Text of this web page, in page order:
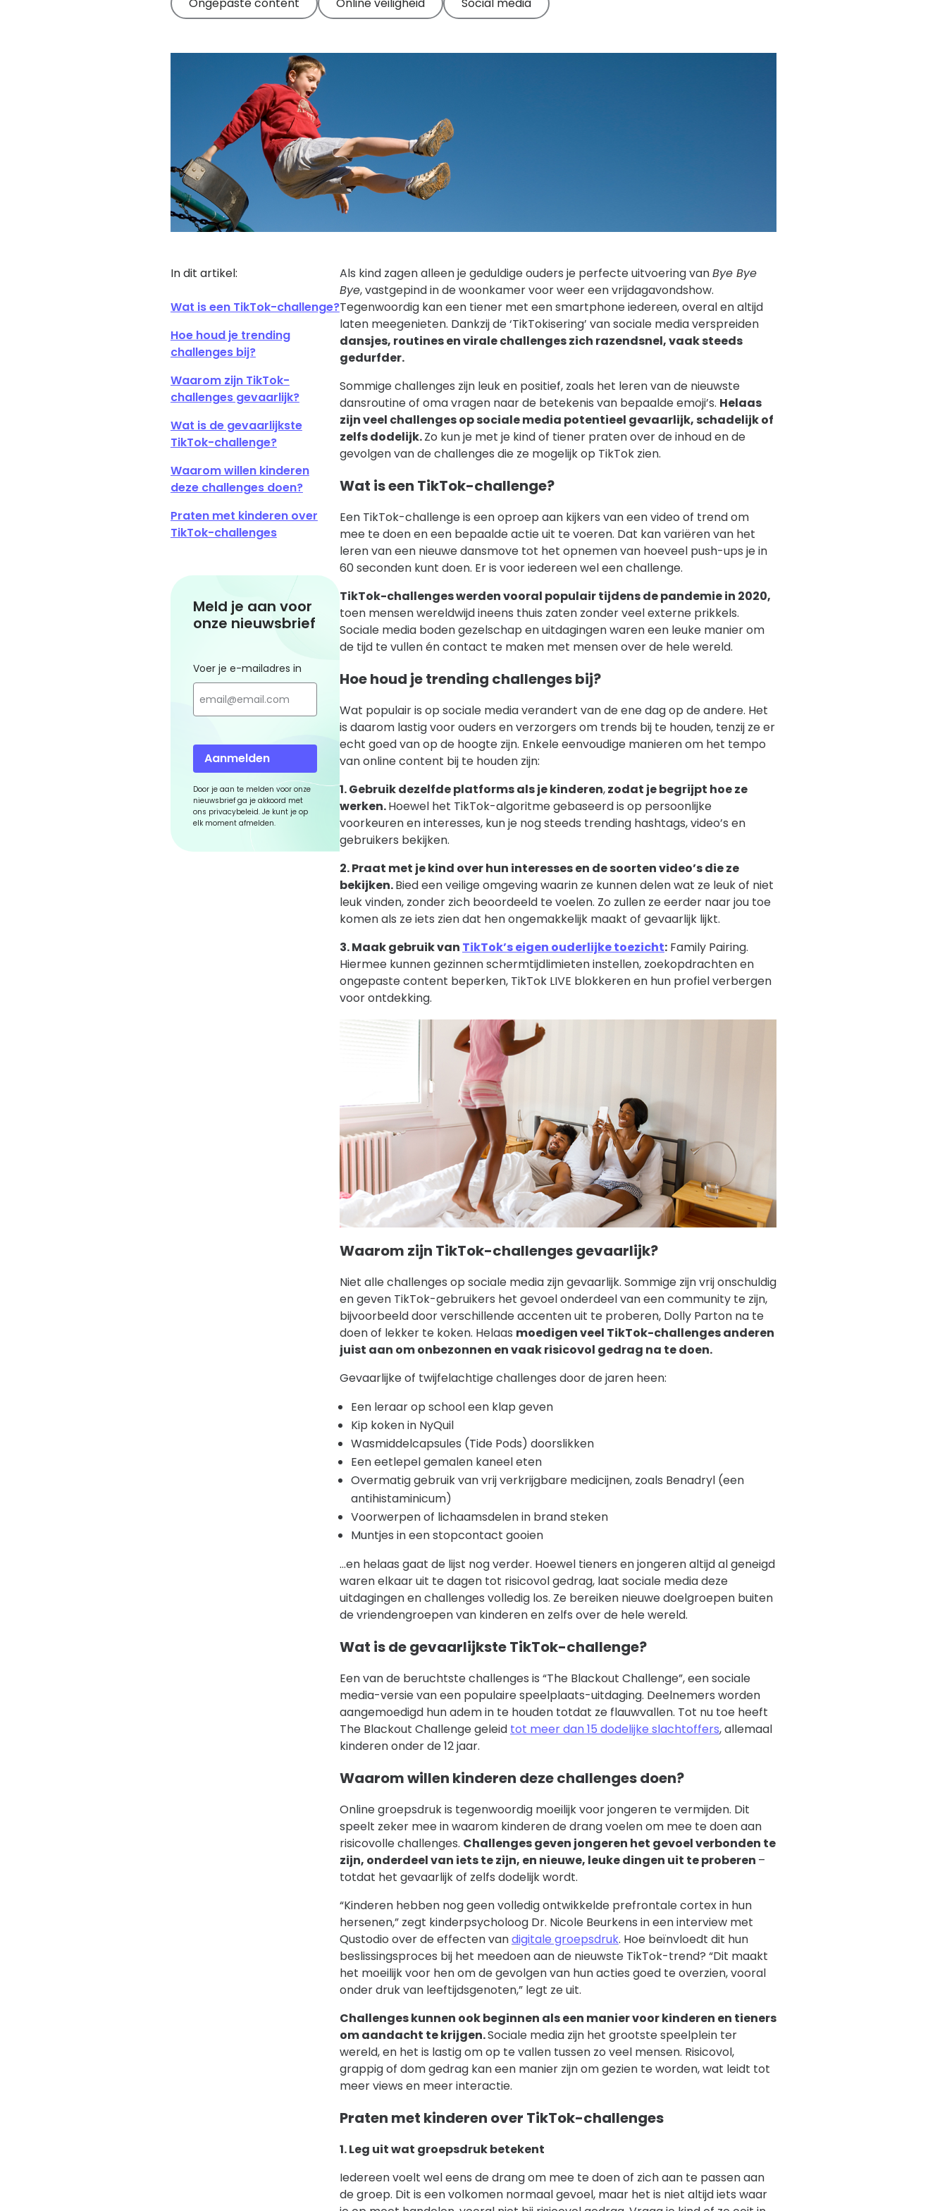
informatie
experts.
In dit artikel:
Wat is een TikTok-challenge?
Hoe houd je trending
challenges bij?
Waarom zijn TikTok-
challenges gevaarlijk?
Wat is de gevaarlijkste
TikTok-challenge?
Waarom willen kinderen
deze challenges doen?
Praten met kinderen over
TikTok-challenges
Meld je aan voor
onze nieuwsbrief
Voer je e-mailadres in
Aanmelden
Door je aan te melden voor onze
nieuwsbrief ga je akkoord met
ons privacybeleid. Je kunt je op
elk moment afmelden.
Als kind zagen alleen je geduldige ouders je perfecte uitvoering vanBye Bye
Bye, vastgepind in de woonkamer voor weer een vrijdagavondshow.
Tegenwoordig kan een tiener met een smartphone iedereen, overal en altijd
laten meegenieten. Dankzij de ‘TikTokisering’ van sociale media verspreiden
dansjes, routines en virale challenges zich razendsnel, vaak steeds
gedurfder.
Sommige challenges zijn leuk en positief, zoals het leren van de nieuwste
dansroutine of oma vragen naar de betekenis van bepaalde emoji’s. Helaas
zijn veel challenges op sociale media potentieel gevaarlijk, schadelijk of
zelfs dodelijk.Zo kun je met je kind of tiener praten over de inhoud en de
gevolgen van de challenges die ze mogelijk op TikTok zien.
Wat is een TikTok-challenge?
Een TikTok-challenge is een oproep aan kijkers van een video of trend om
mee te doen en een bepaalde actie uit te voeren. Dat kan variëren van het
leren van een nieuwe dansmove tot het opnemen van hoeveel push-ups je in
60 seconden kunt doen. Er is voor iedereen wel een challenge.
TikTok-challenges werden vooral populair tijdens de pandemie in 2020,
toen mensen wereldwijd ineens thuis zaten zonder veel externe prikkels.
Sociale media boden gezelschap en uitdagingen waren een leuke manier om
de tijd te vullen én contact te maken met mensen over de hele wereld.
Hoe houd je trending challenges bij?
Wat populair is op sociale media verandert van de ene dag op de andere. Het
is daarom lastig voor ouders en verzorgers om trends bij te houden, tenzij ze er
echt goed van op de hoogte zijn. Enkele eenvoudige manieren om het tempo
van online content bij te houden zijn:
1. Gebruik dezelfde platforms als je kinderen,zodat je begrijpt hoe ze
werken.Hoewel het TikTok-algoritme gebaseerd is op persoonlijke
voorkeuren en interesses, kun je nog steeds trending hashtags, video’s en
gebruikers bekijken.
2. Praat met je kind over hun interesses en de soorten video’s die ze
bekijken.Bied een veilige omgeving waarin ze kunnen delen wat ze leuk of niet
leuk vinden, zonder zich beoordeeld te voelen. Zo zullen ze eerder naar jou toe
komen als ze iets zien dat hen ongemakkelijk maakt of gevaarlijk lijkt.
3. Maak gebruik van TikTok’s eigen ouderlijke toezicht:Family Pairing.
Hiermee kunnen gezinnen schermtijdlimieten instellen, zoekopdrachten en
ongepaste content beperken, TikTok LIVE blokkeren en hun profiel verbergen
voor ontdekking.
Waarom zijn TikTok-challenges gevaarlijk?
Niet alle challenges op sociale media zijn gevaarlijk. Sommige zijn vrij onschuldig
en geven TikTok-gebruikers het gevoel onderdeel van een community te zijn,
bijvoorbeeld door verschillende accenten uit te proberen, Dolly Parton na te
doen of lekker te koken. Helaas moedigen veel TikTok-challenges anderen
juist aan om onbezonnen en vaak risicovol gedrag na te doen.
Gevaarlijke of twijfelachtige challenges door de jaren heen:
Een leraar op school een klap geven
Kip koken in NyQuil
Wasmiddelcapsules (Tide Pods) doorslikken
Een eetlepel gemalen kaneel eten
Overmatig gebruik van vrij verkrijgbare medicijnen, zoals Benadryl (een
antihistaminicum)
Voorwerpen of lichaamsdelen in brand steken
Muntjes in een stopcontact gooien
…en helaas gaat de lijst nog verder. Hoewel tieners en jongeren altijd al geneigd
waren elkaar uit te dagen tot risicovol gedrag, laat sociale media deze
uitdagingen en challenges volledig los. Ze bereiken nieuwe doelgroepen buiten
de vriendengroepen van kinderen en zelfs over de hele wereld.
Wat is de gevaarlijkste TikTok-challenge?
Een van de beruchtste challenges is “The Blackout Challenge”, een sociale
media-versie van een populaire speelplaats-uitdaging. Deelnemers worden
aangemoedigd hun adem in te houden totdat ze flauwvallen. Tot nu toe heeft
The Blackout Challenge geleid tot meer dan 15 dodelijke slachtoffers, allemaal
kinderen onder de 12 jaar.
Waarom willen kinderen deze challenges doen?
Online groepsdruk is tegenwoordig moeilijk voor jongeren te vermijden. Dit
speelt zeker mee in waarom kinderen de drang voelen om mee te doen aan
risicovolle challenges. Challenges geven jongeren het gevoel verbonden te
zijn, onderdeel van iets te zijn, en nieuwe, leuke dingen uit te proberen –
totdat het gevaarlijk of zelfs dodelijk wordt.
“Kinderen hebben nog geen volledig ontwikkelde prefrontale cortex in hun
hersenen,” zegt kinderpsycholoog Dr. Nicole Beurkens in een interview met
Qustodio over de effecten vandigitale groepsdruk. Hoe beïnvloedt dit hun
beslissingsproces bij het meedoen aan de nieuwste TikTok-trend? “Dit maakt
het moeilijk voor hen om de gevolgen van hun acties goed te overzien, vooral
onder druk van leeftijdsgenoten,” legt ze uit.
Challenges kunnen ook beginnen als een manier voor kinderen en tieners
om aandacht te krijgen.Sociale media zijn het grootste speelplein ter
wereld, en het is lastig om op te vallen tussen zo veel mensen. Risicovol,
grappig of dom gedrag kan een manier zijn om gezien te worden, wat leidt tot
meer views en meer interactie.
Praten met kinderen over TikTok-challenges
1. Leg uit wat groepsdruk betekent
Iedereen voelt wel eens de drang om mee te doen of zich aan te passen aan
de groep. Dit is een volkomen normaal gevoel, maar het is niet altijd iets waar